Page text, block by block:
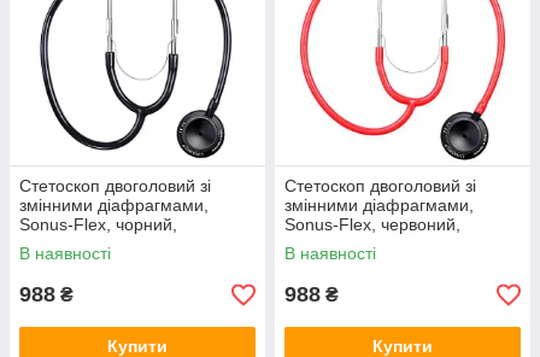
Стетоскоп двоголовий зі
змінними діафрагмами,
Sonus-Flex, чорний,
Luxamed, (84498)
В наявності
988 ₴
Купити
Стетоскоп двоголовий зі
змінними діафрагмами,
Sonus-Flex, червоний,
Luxamed
В наявності
988 ₴
Купити